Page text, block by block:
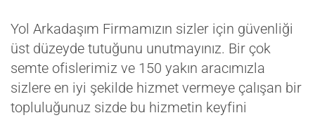
Yol Arkadaşım Firmamızın sizler için güvenliği
üst düzeyde tutuğunu unutmayınız. Bir çok
semte ofislerimiz ve 150 yakın aracımızla
sizlere en iyi şekilde hizmet vermeye çalışan bir
topluluğunuz sizde bu hizmetin keyfini